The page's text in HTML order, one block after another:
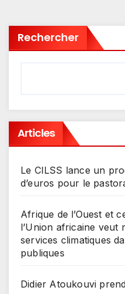
Rechercher
Articles
Le CILSS lance un
d’euros pour le
Afrique de l’Ouest et
l’Union africaine veut
services climatiques
publiques
Didier Atoukouvi